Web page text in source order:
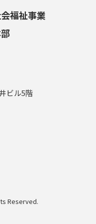
福祉事業
ビル5階
Reserved.